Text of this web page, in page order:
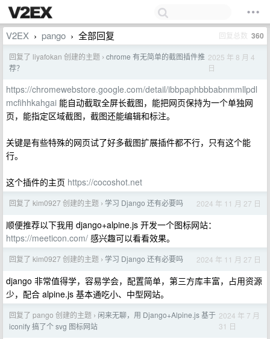
V2EX › pango › 全部回复 回复总数 360
回复了 liyafokan 创建的主题 › chrome 有无简单的截图插件推
荐？
2025 年 8 月 4
日
https://chromewebstore.google.com/detail/ibbpaphbbbabnmmllpdl
mcfihhkahgai 能自动截取全屏长截图，能把网页保持为一个单独网
页，能指定区域截图，截图还能编辑和标注。
关键是有些特殊的网页试了好多截图扩展插件都不行，只有这个能
行。
这个插件的主页 https://cocoshot.net
回复了 kim0927 创建的主题 › 学习 Django 还有必要吗 2024 年 11 月 27 日
顺便推荐以下我用 django+alpine.js 开发一个图标网站：
https://meeticon.com/ 感兴趣可以看看效果。
回复了 kim0927 创建的主题 › 学习 Django 还有必要吗 2024 年 11 月 27 日
django 非常值得学，容易学会，配置简单，第三方库丰富，占用资源
少，配合 alpine.js 基本通吃小、中型网站。
回复了 pango 创建的主题 › 闲来无聊，用 Django+Alpine.js 基于
iconify 搞了个 svg 图标网站
2024 年 7 月
31 日